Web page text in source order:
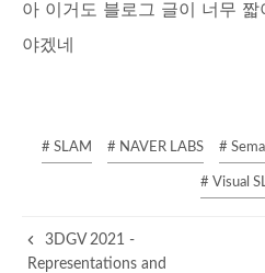
아 이거도 블로그 글이 너무
야겠네
# SLAM # NAVER LABS #
# Visual
3DGV 2021 -
Representations and